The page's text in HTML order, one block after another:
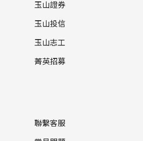
玉山證券
玉山投信
玉山志工
菁英招募
聯繫客服